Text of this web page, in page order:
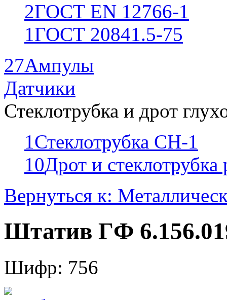
2ГОСТ EN 12766-1
1ГОСТ 20841.5-75
27Ампулы
Датчики
Стеклотрубка и дрот
1Стеклотрубка СН-1
10Дрот и
Вернуться к:
Штатив ГФ
Шифр: 756